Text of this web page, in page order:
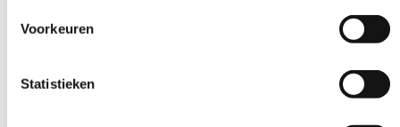
Statistieken
Marketing
Outdoor Textile Protector